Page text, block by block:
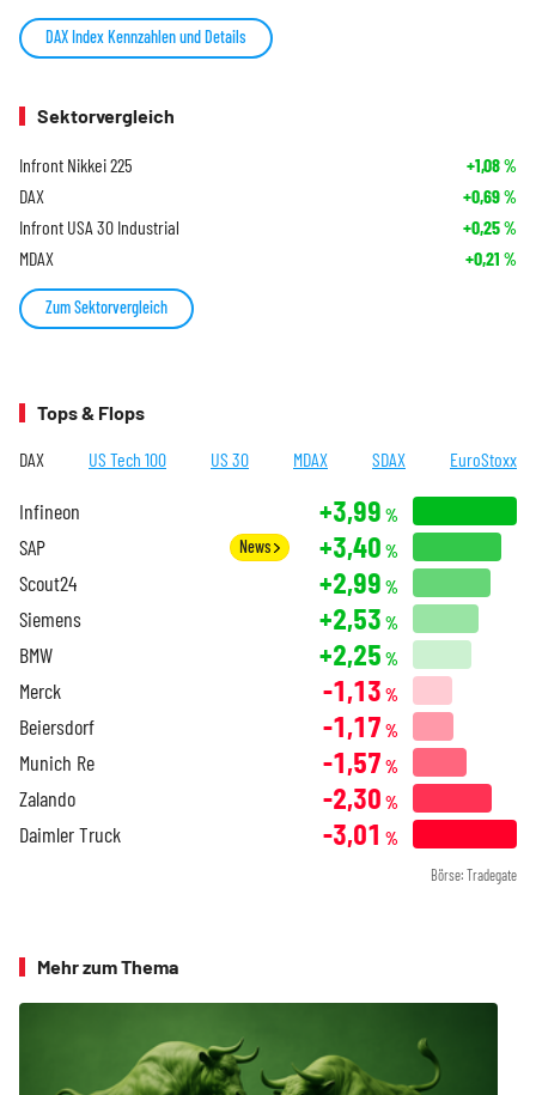
DAX Index Kennzahlen und Details
Sektorvergleich
Infront Nikkei 225 +1,08%
DAX +0,69%
Infront USA 30 Industrial +0,25%
MDAX +0,21 %
Zum Sektorvergleich
Tops & Flops
DAX US Tech 100 US 30 MDAX SDAX EuroStoxx
Infineon +3,99 %
SAP News +3,40 %
Scout24 +2,99 %
Siemens +2,53 %
BMW +2,25 %
Merck -1,13 %
Beiersdorf -1,17 %
Munich Re -1,57 %
Zalando -2,30 %
Daimler Truck -3,01 %
Börse: Tradegate
Mehr zum Thema